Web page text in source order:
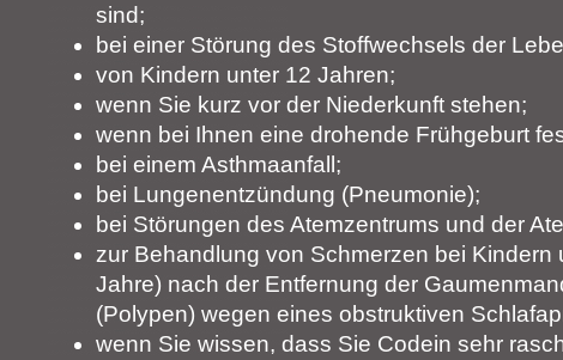
sind;
bei einer Störung des Stoffwechsels der
von Kindern unter 12 Jahren;
wenn Sie kurz vor der Niederkunft stehen;
wenn bei Ihnen eine drohende Frühgeburt
bei einem Asthmaanfall;
bei Lungenentzündung (Pneumonie);
bei Störungen des Atemzentrums und der
zur Behandlung von Schmerzen bei Kindern
Jahre) nach der Entfernung der
(Polypen) wegen eines obstruktiven
wenn Sie wissen, dass Sie Codein sehr